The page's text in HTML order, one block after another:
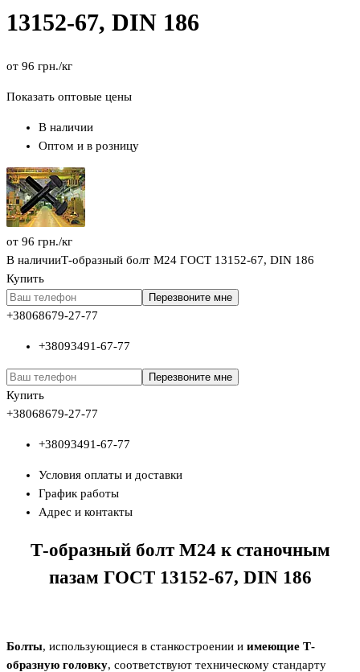
13152-67, DIN 186
от 96 грн./кг
Показать оптовые цены
В наличии
Оптом и в розницу
от 96 грн./кг
В наличииТ-образный болт М24 ГОСТ 13152-67, DIN 186
Купить
Перезвоните мне
+38068679-27-77
+38093491-67-77
Перезвоните мне
Купить
+38068679-27-77
+38093491-67-77
Условия оплаты и доставки
График работы
Адрес и контакты
Т-образный болт М24 к станочным
пазам ГОСТ 13152-67, DIN 186
Болты, использующиеся в станкостроении и имеющие Т-
образную головку, соответствуют техническому стандарту